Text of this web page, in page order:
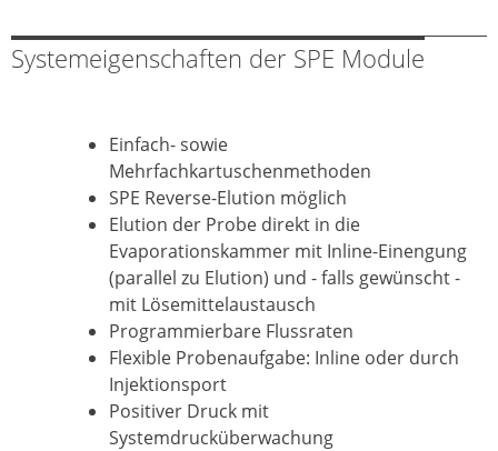
Systemeigenschaften der SPE Module
Einfach- sowie
Mehrfachkartuschenmethoden
SPE Reverse-Elution möglich
Elution der Probe direkt in die
Evaporationskammer mit Inline-Einengung
(parallel zu Elution) und - falls gewünscht -
mit Lösemittelaustausch
Programmierbare Flussraten
Flexible Probenaufgabe: Inline oder durch
Injektionsport
Positiver Druck mit
Systemdrucküberwachung